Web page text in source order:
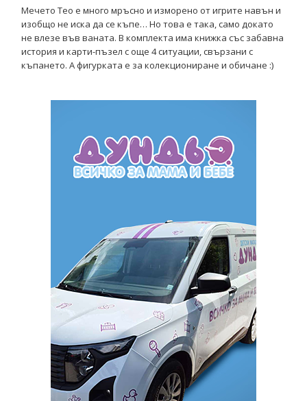
Мечето Тео е много мръсно и изморено от игрите навън и
изобщо не иска да се къпе… Но това е така, само докато
не влезе във ваната. В комплекта има книжка със забавна
история и карти-пъзел с още 4 ситуации, свързани с
къпането. А фигурката е за колекциониране и обичане :)